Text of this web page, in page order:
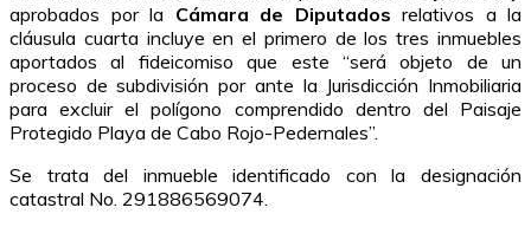
aprobados por la Cámara de Diputados relativos a la
cláusula cuarta incluye en el primero de los tres inmuebles
aportados al fideicomiso que este “será objeto de un
proceso de subdivisión por ante la Jurisdicción Inmobiliaria
para excluir el polígono comprendido dentro del Paisaje
Protegido Playa de Cabo Rojo-Pedernales”.
Se trata del inmueble identificado con la designación
catastral No. 291886569074.